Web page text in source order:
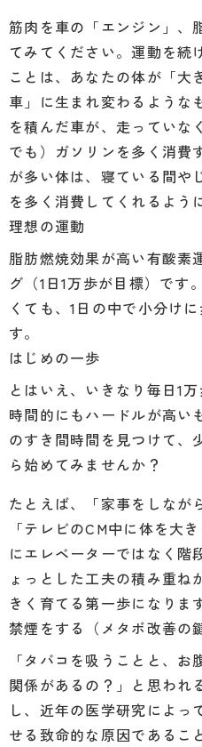
筋肉を車の「エンジン」、
てみてください。運動を続
ことは、あなたの体が「大
車」に生まれ変わるような
を積んだ車が、走っていな
でも）ガソリンを多く消費
が多い体は、寝ている間や
を多く消費してくれるよう
理想の運動
脂肪燃焼効果が高い有酸素
グ（1日1万歩が目標）です
くても、1日の中で小分け
す。
はじめの一歩
とはいえ、いきなり毎日1
時間的にもハードルが高い
のすき間時間を見つけて、
ら始めてみませんか？
たとえば、「家事をしなが
「テレビのCM中に体を大
にエレベーターではなく階
ょっとした工夫の積み重ね
きく育てる第一歩になりま
禁煙をする（メタボ改善の
「タバコを吸うことと、
関係があるの？」と思われ
し、近年の医学研究によっ
せる致命的な原因であるこ